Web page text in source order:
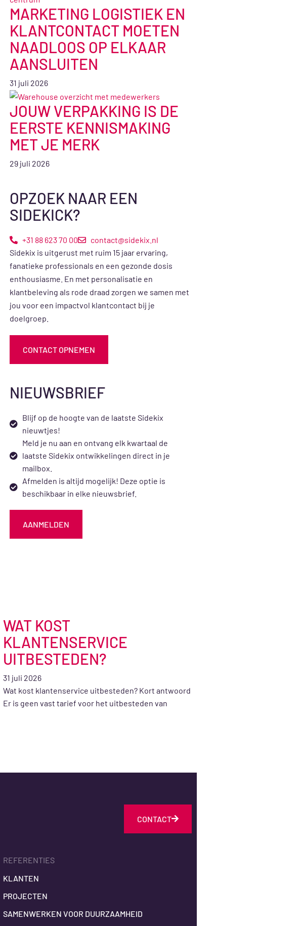
MARKETING LOGISTIEK EN
KLANTCONTACT MOETEN
NAADLOOS OP ELKAAR
AANSLUITEN
31 juli 2026
JOUW VERPAKKING IS DE
EERSTE KENNISMAKING
MET JE MERK
29 juli 2026
OPZOEK NAAR EEN
SIDEKICK?
+31 88 623 70 00
contact@sidekix.nl
Sidekix is uitgerust met ruim 15 jaar ervaring,
fanatieke professionals en een gezonde dosis
enthousiasme. En met personalisatie en
klantbeleving als rode draad zorgen we samen met
jou voor een impactvol klantcontact bij je
doelgroep.
CONTACT OPNEMEN
NIEUWSBRIEF
Blijf op de hoogte van de laatste Sidekix
nieuwtjes!
Meld je nu aan en ontvang elk kwartaal de
laatste Sidekix ontwikkelingen direct in je
mailbox.
Afmelden is altijd mogelijk! Deze optie is
beschikbaar in elke nieuwsbrief.
AANMELDEN
WAT KOST
KLANTENSERVICE
UITBESTEDEN?
31 juli 2026
Wat kost klantenservice uitbesteden? Kort antwoord
Er is geen vast tarief voor het uitbesteden van
CONTACT
REFERENTIES
KLANTEN
PROJECTEN
SAMENWERKEN VOOR DUURZAAMHEID